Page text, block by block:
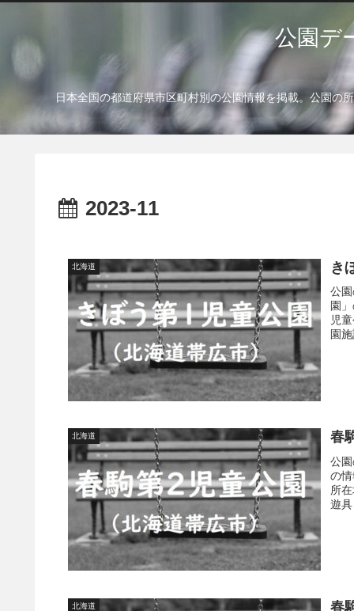
公園デ
日本全国の都道府県市区町村別の公園情報を掲載。公園の
2023-11
北海道 き
公
園
児
園
北海道 春
公
の
所
遊
北海道 春